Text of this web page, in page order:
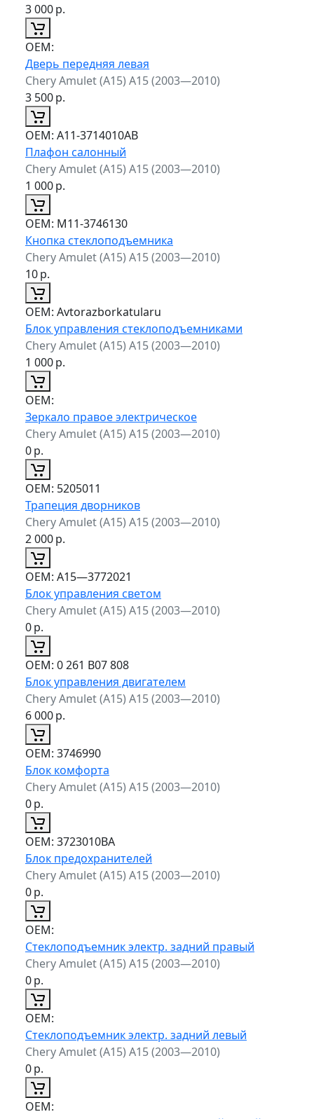
3 000р.
ОЕМ:
Дверь передняя левая
Chery Amulet (A15) A15 (2003—2010)
3 500р.
ОЕМ: A11-3714010AB
Плафон салонный
Chery Amulet (A15) A15 (2003—2010)
1 000р.
ОЕМ: M11-3746130
Кнопка стеклоподъемника
Chery Amulet (A15) A15 (2003—2010)
10р.
ОЕМ: Avtorazborkatularu
Блок управления стеклоподъемниками
Chery Amulet (A15) A15 (2003—2010)
1 000р.
ОЕМ:
Зеркало правое электрическое
Chery Amulet (A15) A15 (2003—2010)
0р.
ОЕМ: 5205011
Трапеция дворников
Chery Amulet (A15) A15 (2003—2010)
2 000р.
ОЕМ: A15—3772021
Блок управления светом
Chery Amulet (A15) A15 (2003—2010)
0р.
ОЕМ: 0 261 B07 808
Блок управления двигателем
Chery Amulet (A15) A15 (2003—2010)
6 000р.
ОЕМ: 3746990
Блок комфорта
Chery Amulet (A15) A15 (2003—2010)
0р.
ОЕМ: 3723010BA
Блок предохранителей
Chery Amulet (A15) A15 (2003—2010)
0р.
ОЕМ:
Стеклоподъемник электр. задний правый
Chery Amulet (A15) A15 (2003—2010)
0р.
ОЕМ:
Стеклоподъемник электр. задний левый
Chery Amulet (A15) A15 (2003—2010)
0р.
ОЕМ: